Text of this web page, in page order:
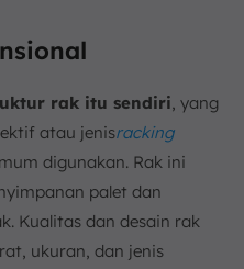
rak itu sendiri, yang
atau jenisracking
digunakan. Rak ini
palet dan
Kualitas dan desain rak
ukuran, dan jenis